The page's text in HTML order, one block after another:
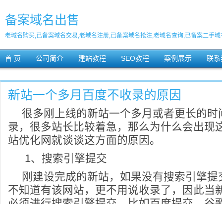
备案域名出售
老域名购买,已备案域名交易,老域名注册,已备案域名抢注,老域名查询,已备案二手
首 页 公司简介 建站教程 SEO教程 案例展示 联系
新站一个多月百度不收录的原因
很多刚上线的新站一个多月或者更长的
录，很多站长比较着急，那么为什么会出现
站优化网就谈谈这方面的原因。
1、搜索引擎提交
刚建设完成的新站，如果没有搜索引擎
不知道有该网站，更不用说收录了，因此当